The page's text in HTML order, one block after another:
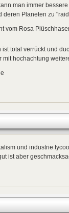
man immer
deren Planeten zu
vom Rosa
ist total verrückt und
mit hochachtung
und industrie
ist aber